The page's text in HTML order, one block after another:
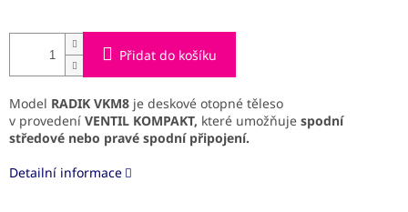
Přidat do košíku
Model RADIK VKM8 je deskové otopné těleso
v provedení VENTIL KOMPAKT, které umožňuje spodní
středové nebo pravé spodní připojení.
Detailní informace